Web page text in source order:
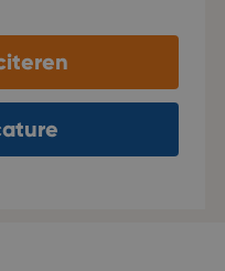
ze aan een
een echte
Iedereen
mouwen om het